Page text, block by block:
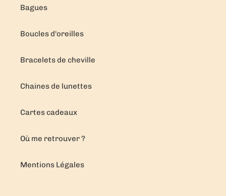
Bagues
Boucles d'oreilles
Bracelets de cheville
Chaines de lunettes
Cartes cadeaux
Où me retrouver ?
Mentions Légales